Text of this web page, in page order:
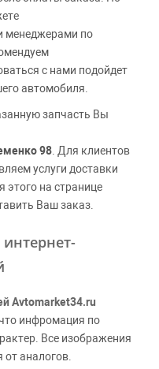
менеджерами по
с нами подойдет
автомобиля.
запчасть Вы
98 . Для клиентов
услуги доставки
на странице
Ваш заказ.
Avtomarket34.ru
инфромация по
Все изображения
от аналогов.